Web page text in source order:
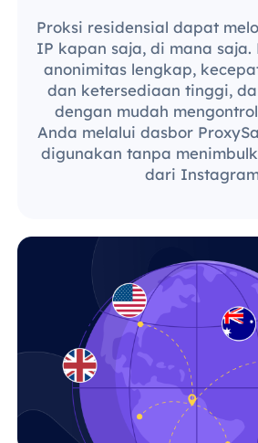
Proksi residensial dapat
IP kapan saja, di mana saja.
anonimitas lengkap,
dan ketersediaan tinggi,
dengan mudah
Anda melalui dasbor
digunakan tanpa
dari